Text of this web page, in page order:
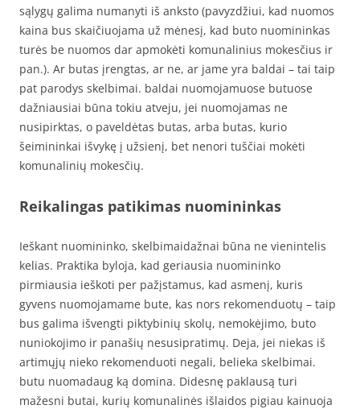
sąlygų galima numanyti iš anksto (pavyzdžiui, kad nuomos
kaina bus skaičiuojama už mėnesį, kad buto nuomininkas
turės be nuomos dar apmokėti komunalinius mokesčius ir
pan.). Ar butas įrengtas, ar ne, ar jame yra baldai – tai taip
pat parodys skelbimai. baldai nuomojamuose butuose
dažniausiai būna tokiu atveju, jei nuomojamas ne
nusipirktas, o paveldėtas butas, arba butas, kurio
šeimininkai išvykę į užsienį, bet nenori tuščiai mokėti
komunalinių mokesčių.
Reikalingas patikimas nuomininkas
Ieškant nuomininko, skelbimaidažnai būna ne vienintelis
kelias. Praktika byloja, kad geriausia nuomininko
pirmiausia ieškoti per pažįstamus, kad asmenį, kuris
gyvens nuomojamame bute, kas nors rekomenduotų – taip
bus galima išvengti piktybinių skolų, nemokėjimo, buto
nuniokojimo ir panašių nesusipratimų. Deja, jei niekas iš
artimųjų nieko rekomenduoti negali, belieka skelbimai.
butu nuomadaug ką domina. Didesnę paklausą turi
mažesni butai, kurių komunalinės išlaidos pigiau kainuoja